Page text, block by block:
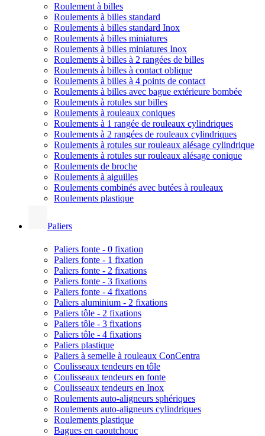
Roulement à billes
Roulements à billes standard
Roulements à billes standard Inox
Roulements à billes miniatures
Roulements à billes miniatures Inox
Roulements à billes à 2 rangées de billes
Roulements à billes à contact oblique
Roulements à billes à 4 points de contact
Roulements à billes avec bague extérieure bombée
Roulements à rotules sur billes
Roulements à rouleaux coniques
Roulements à 1 rangée de rouleaux cylindriques
Roulements à 2 rangées de rouleaux cylindriques
Roulements à rotules sur rouleaux alésage cylindrique
Roulements à rotules sur rouleaux alésage conique
Roulements de broche
Roulements à aiguilles
Roulements combinés avec butées à rouleaux
Roulements plastique
Paliers
Paliers fonte - 0 fixation
Paliers fonte - 1 fixation
Paliers fonte - 2 fixations
Paliers fonte - 3 fixations
Paliers fonte - 4 fixations
Paliers aluminium - 2 fixations
Paliers tôle - 2 fixations
Paliers tôle - 3 fixations
Paliers tôle - 4 fixations
Paliers plastique
Paliers à semelle à rouleaux ConCentra
Coulisseaux tendeurs en tôle
Coulisseaux tendeurs en fonte
Coulisseaux tendeurs en Inox
Roulements auto-aligneurs sphériques
Roulements auto-aligneurs cylindriques
Roulements plastique
Bagues en caoutchouc